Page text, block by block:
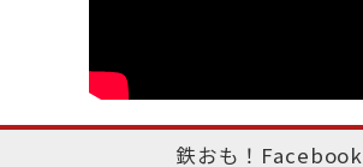
鉄おも！Facebook